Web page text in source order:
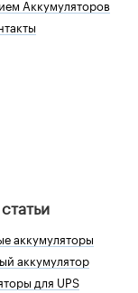
Аккумуляторов
аккумуляторы
аккумулятор
для UPS